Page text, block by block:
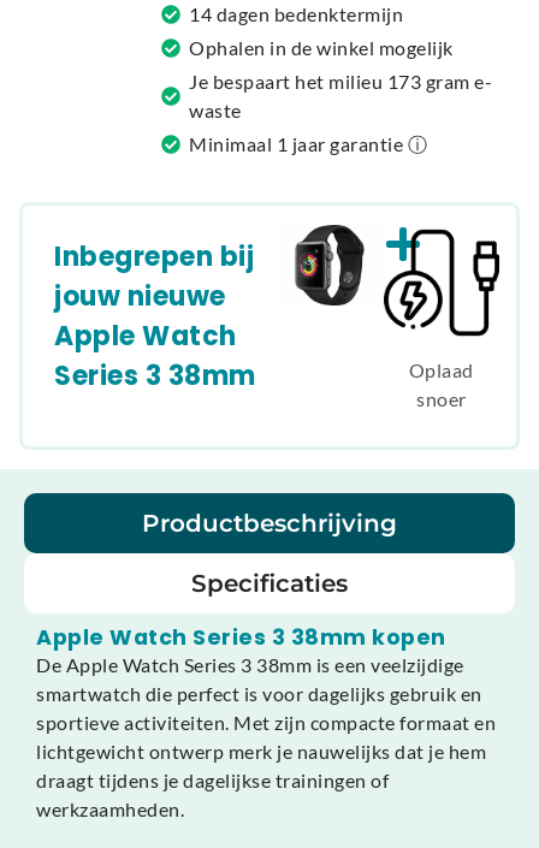
v
e
:
14 dagen bedenktermijn
Ophalen in de winkel mogelijk
Je bespaart het milieu 173 gram e-
waste
Minimaal 1 jaar garantie ⓘ
Inbegrepen bij
jouw nieuwe
Apple Watch
Series 3 38mm
Oplaad
snoer
Productbeschrijving
Specificaties
Apple Watch Series 3 38mm kopen
De Apple Watch Series 3 38mm is een veelzijdige
smartwatch die perfect is voor dagelijks gebruik en
sportieve activiteiten. Met zijn compacte formaat en
lichtgewicht ontwerp merk je nauwelijks dat je hem
draagt tijdens je dagelijkse trainingen of
werkzaamheden.